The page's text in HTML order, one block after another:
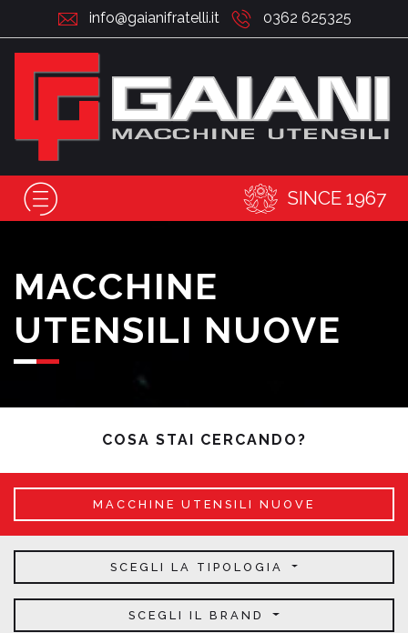
info@gaianifratelli.it 0362 625325
SINCE 1967
MACCHINE
UTENSILI NUOVE
COSA STAI CERCANDO?
MACCHINE UTENSILI NUOVE
SCEGLI LA TIPOLOGIA
SCEGLI IL BRAND